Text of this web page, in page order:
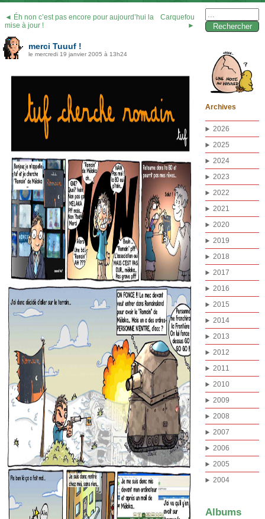
◄ Éh non c’est pas encore pour aujourd’hui la
mise à jour !
Carquefou
►
merci Tuuuf !
le mercredi 19 janvier 2005 à 13h24
Archives
2026
2025
2024
2023
2022
2021
2020
2019
2018
2017
2016
2015
2014
2013
2012
2011
2010
2009
2008
2007
2006
2005
2004
Albums